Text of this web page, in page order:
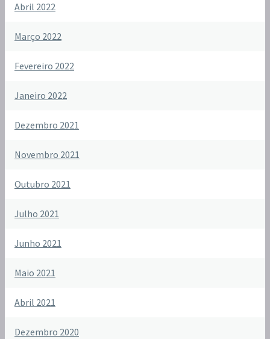
Abril 2022
Março 2022
Fevereiro 2022
Janeiro 2022
Dezembro 2021
Novembro 2021
Outubro 2021
Julho 2021
Junho 2021
Maio 2021
Abril 2021
Dezembro 2020